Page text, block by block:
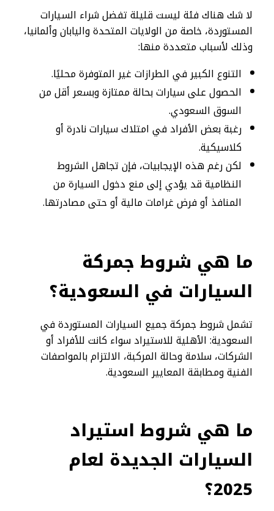
لا شك هناك فئة ليست قليلة تفضل شراء السيارات
المستوردة، خاصة من الولايات المتحدة واليابان وألمانيا،
وذلك لأسباب متعددة منها:
التنوع الكبير في الطرازات غير المتوفرة محليًا.
الحصول على سيارات بحالة ممتازة وبسعر أقل من
السوق السعودي.
رغبة بعض الأفراد في امتلاك سيارات نادرة أو
كلاسيكية.
لكن رغم هذه الإيجابيات، فإن تجاهل الشروط
النظامية قد يؤدي إلى منع دخول السيارة من
المنافذ أو فرض غرامات مالية أو حتى مصادرتها.
ما هي شروط جمركة
السيارات في السعودية؟
تشمل شروط جمركة جميع السيارات المستوردة في
السعودية: الأهلية للاستيراد سواء كانت للأفراد أو
الشركات، سلامة وحالة المركبة، الالتزام بالمواصفات
الفنية ومطابقة المعايير السعودية.
ما هي شروط استيراد
السيارات الجديدة لعام
2025؟